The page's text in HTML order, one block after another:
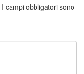
I campi obbligatori sono